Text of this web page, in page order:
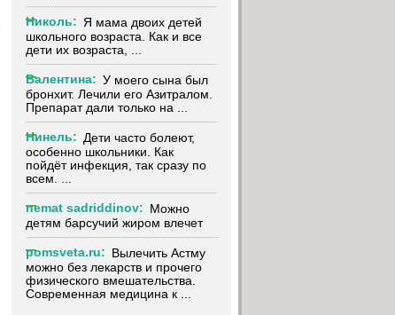
Николь: Я мама двоих детей
школьного возраста. Как и все
дети их возраста, ...
Валентина: У моего сына был
бронхит. Лечили его Азитралом.
Препарат дали только на ...
Нинель: Дети часто болеют,
особенно школьники. Как
пойдёт инфекция, так сразу по
всем. ...
nemat sadriddinov: Можно
детям барсучий жиром влечет
pomsveta.ru: Вылечить Астму
можно без лекарств и прочего
физического вмешательства.
Современная медицина к ...